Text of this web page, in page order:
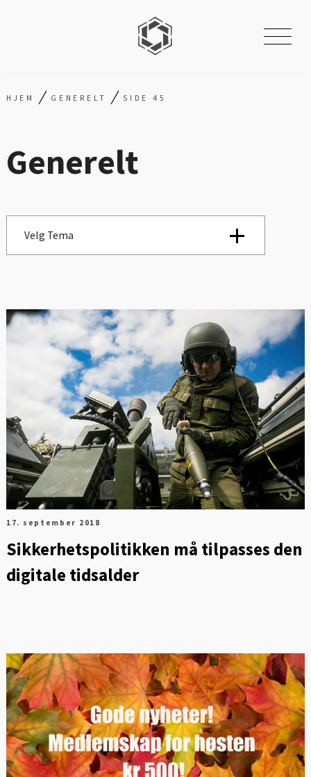
HJEM / GENERELT / SIDE 45
Generelt
Velg Tema
Digitalisering og ledelse
Energi og mobilitet
Fag og fest
Generelt
Helse og kultur
Klima og
sirkulærøkonomi
Sikkerhet og samfunn
17. september 2018
Sikkerhetspolitikken må tilpasses den
digitale tidsalder